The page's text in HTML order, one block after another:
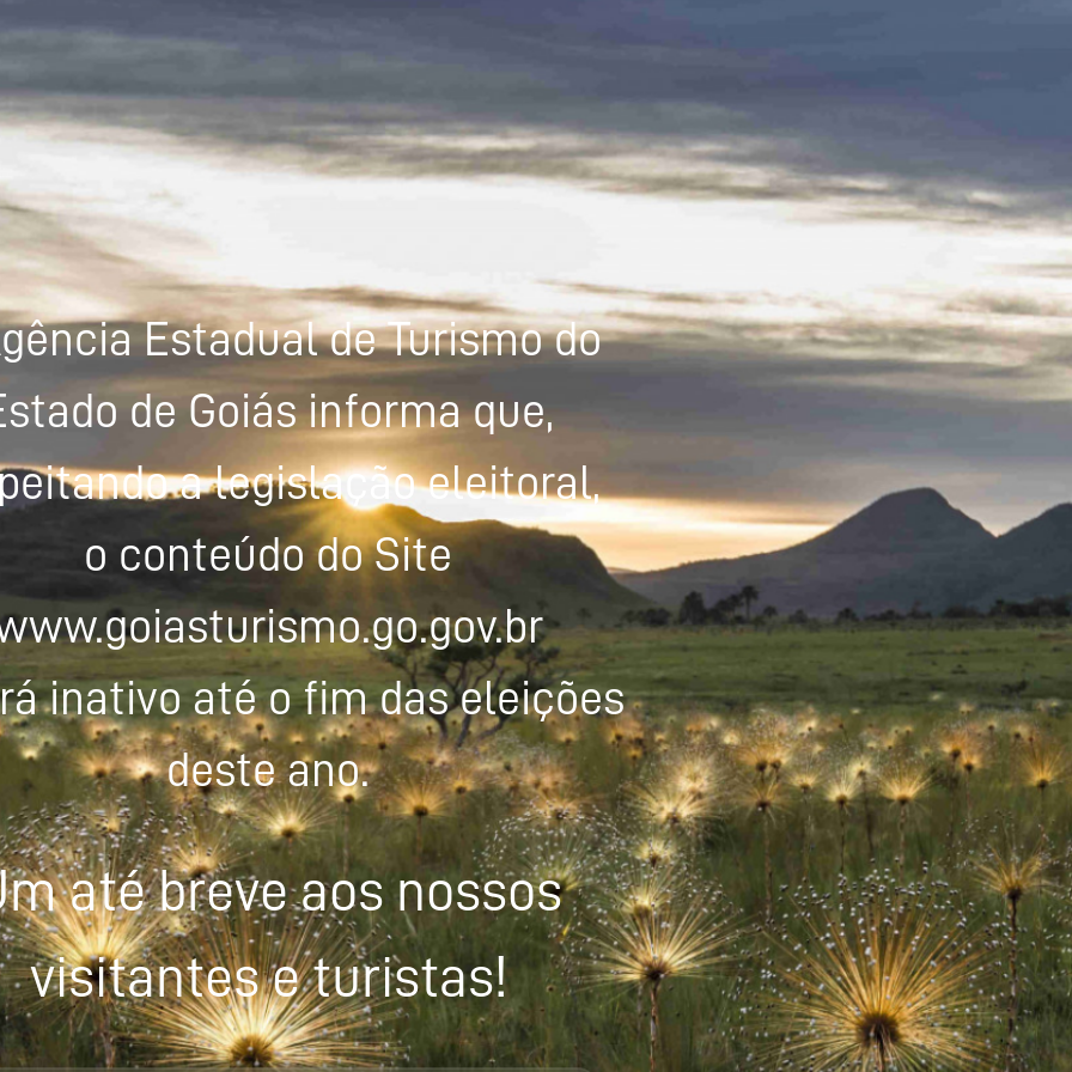
Estadual de Turismo do
de Goiás informa que,
a legislação eleitoral,
o conteúdo do Site
inativo até o fim das eleições
deste ano.
até breve aos nossos
visitantes e turistas!